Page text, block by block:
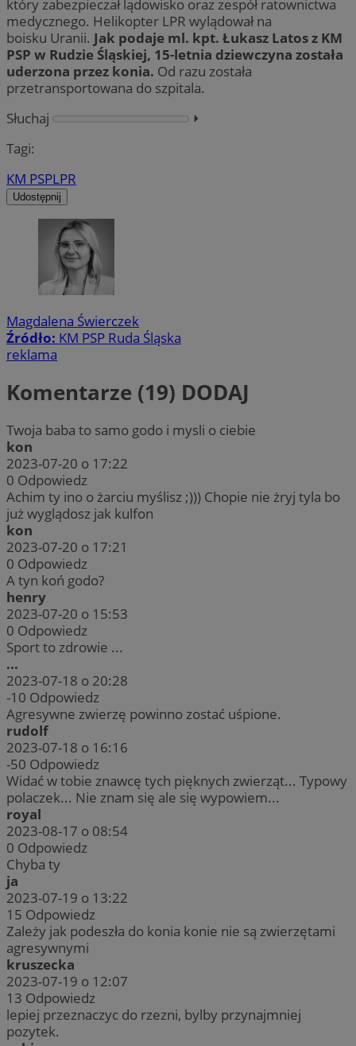
który zabezpieczał lądowisko oraz zespół ratownictwa
medycznego. Helikopter LPR wylądował na
boisku Uranii. Jak podaje ml. kpt. Łukasz Latos z KM
PSP w Rudzie Śląskiej, 15-letnia dziewczyna została
uderzona przez konia. Od razu została
przetransportowana do szpitala.
Słuchaj
⏵︎
Tagi:
KM PSPLPR
Udostępnij
Magdalena Świerczek
Źródło: KM PSP Ruda Śląska
reklama
Komentarze (19) DODAJ
Twoja baba to samo godo i mysli o ciebie
kon
2023-07-20 o 17:22
0 Odpowiedz
Achim ty ino o żarciu myślisz ;))) Chopie nie żryj tyla bo
już wyglądosz jak kulfon
kon
2023-07-20 o 17:21
0 Odpowiedz
A tyn koń godo?
henry
2023-07-20 o 15:53
0 Odpowiedz
Sport to zdrowie ...
...
2023-07-18 o 20:28
-10 Odpowiedz
Agresywne zwierzę powinno zostać uśpione.
rudolf
2023-07-18 o 16:16
-50 Odpowiedz
Widać w tobie znawcę tych pięknych zwierząt... Typowy
polaczek... Nie znam się ale się wypowiem...
royal
2023-08-17 o 08:54
0 Odpowiedz
Chyba ty
ja
2023-07-19 o 13:22
15 Odpowiedz
Zależy jak podeszła do konia konie nie są zwierzętami
agresywnymi
kruszecka
2023-07-19 o 12:07
13 Odpowiedz
lepiej przeznaczyc do rzezni, bylby przynajmniej
pozytek.